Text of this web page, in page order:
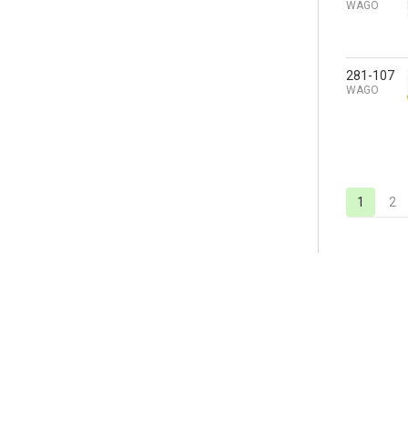
WAGO
281-107
WAGO
1 2